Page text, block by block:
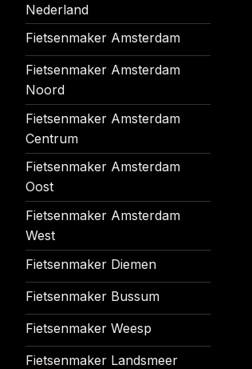
Nederland
Fietsenmaker Amsterdam
Fietsenmaker Amsterdam
Noord
Fietsenmaker Amsterdam
Centrum
Fietsenmaker Amsterdam
Oost
Fietsenmaker Amsterdam
West
Fietsenmaker Diemen
Fietsenmaker Bussum
Fietsenmaker Weesp
Fietsenmaker Landsmeer